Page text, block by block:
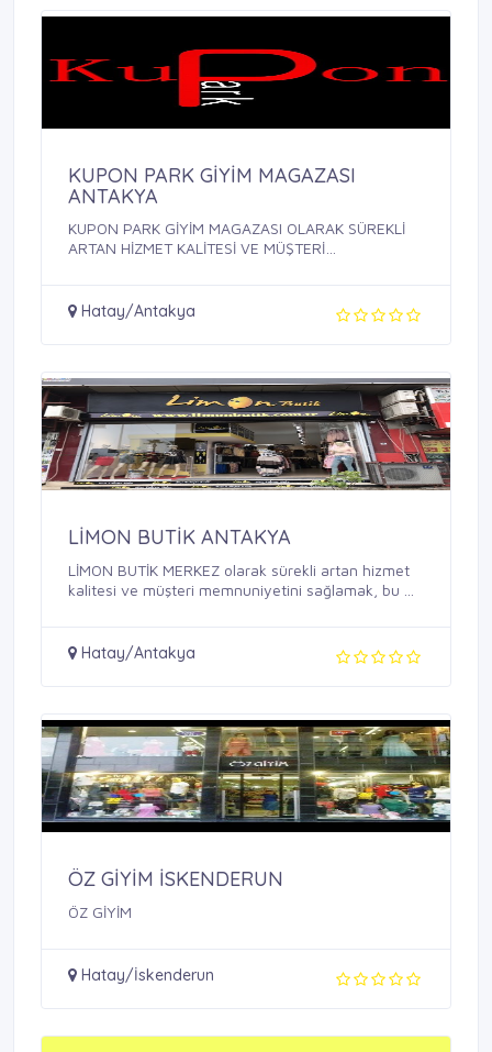
KUPON PARK GİYİM MAGAZASI
ANTAKYA
KUPON PARK GİYİM MAGAZASI OLARAK SÜREKLİ
ARTAN HİZMET KALİTESİ VE MÜŞTERİ
Hatay/Antakya
LİMON BUTİK ANTAKYA
LİMON BUTİK MERKEZ olarak sürekli artan hizmet
kalitesi ve müşteri memnuniyetini sağlamak, bu ...
Hatay/Antakya
ÖZ GİYİM İSKENDERUN
ÖZ GİYİM
Hatay/İskenderun